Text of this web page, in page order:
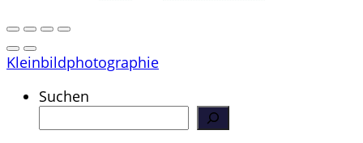
Kleinbildphotographie
Suchen